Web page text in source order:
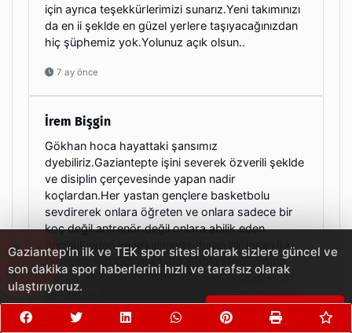
için ayrıca teşekkürlerimizi sunarız.Yeni takımınızı
da en ii şeklde en güzel yerlere taşıyacağınızdan
hiç şüphemiz yok.Yolunuz açık olsun..
7 ay önce
İrem Bişgin
Gökhan hoca hayattaki şansımız
dyebiliriz.Gaziantepte işini severek özverili şeklde
ve disiplin çerçevesinde yapan nadir
koçlardan.Her yastan gençlere basketbolu
sevdirerek onlara öğreten ve onlara sadece bir
koç değil antrenör değil onlara abilik eden
öncülük eden ve arkalarında duran bir insan.İi ki
tanımışız sizi.Oğluma basketbolu sevdirdiğiniz
için ve onun her zaman arkasında durdugunuz
için ayrıca teşekkürlerimizi sunarız.Yeni takımınızı
da en ii şeklde en güzel yerlere taşıyacağınızdan
hiç şüphemiz yok.Yolunuz açık olsun..
Gaziantep'in ilk ve TEK spor sitesi olarak sizlere güncel ve
son dakika spor haberlerini hızlı ve tarafsız olarak
ulaştırıyoruz.
Çerezleri Kabul Et